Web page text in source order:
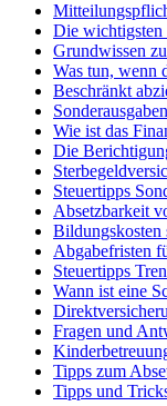
Die wichtigsten
Grundwissen
Was tun, wenn
Beschränkt
Wie ist das
Die
Steuertipps
Absetzbarkeit
Bildungskosten
Abgabefristen
Steuertipps
Wann ist eine
Fragen und
Tipps zum
Tipps und